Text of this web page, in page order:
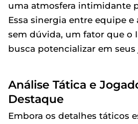
uma atmosfera intimidante
Essa sinergia entre equipe e
sem dúvida, um fator que o
busca potencializar em seus
Análise Tática e
Destaque
Embora os detalhes táticos